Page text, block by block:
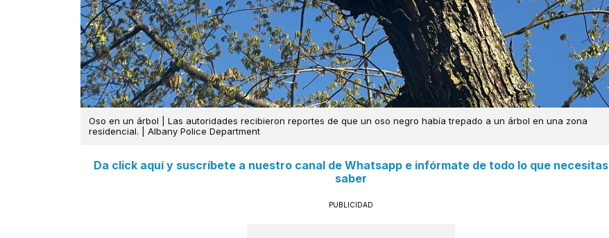
Oso en un árbol | Las autoridades recibieron reportes de que un oso negro había trepado a un árbol en una zona
residencial. | Albany Police Department
Da click aquí y suscríbete a nuestro canal de Whatsapp e infórmate de todo lo que necesitas
saber
PUBLICIDAD